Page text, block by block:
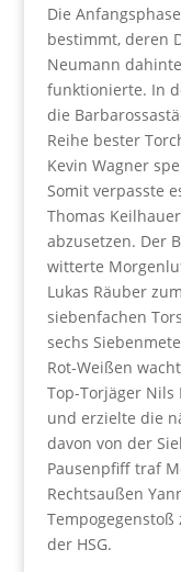
Die
bestimmt, deren
Neumann
funktionierte. In
die
Reihe bester
Kevin Wagner
Somit verpasste
Thomas
abzusetzen. Der
witterte
Lukas Räuber
siebenfachen
sechs
Rot-Weißen
Top-Torjäger
und erzielte die
davon von der
Pausenpfiff traf
Rechtsaußen
der HSG.